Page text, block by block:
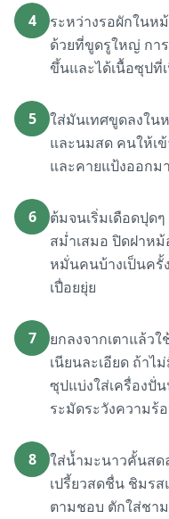
4
ระหว่างรอผักในห
ด้วยที่ขูดรูใหญ่ กา
ขึ้นและได้เนื้อซุปที่
5
ใส่มันเทศขูดลงใน
และนมสด คนให้เ
และคายแป้งออก
6
ต้มจนเริ่มเดือดปุด
สม่ำเสมอ ปิดฝาห
หมั่นคนบ้างเป็นครั้
เปื่อยยุ่ย
7
ยกลงจากเตาแล้ว
เนียนละเอียด ถ้า
ซุปแบ่งใส่เครื่องปั่
ระมัดระวังความร้
8
ใส่น้ำมะนาวคั้นสด
เปรี้ยวสดชื่น ชิมรส
ตามชอบ ตักใส่ชา